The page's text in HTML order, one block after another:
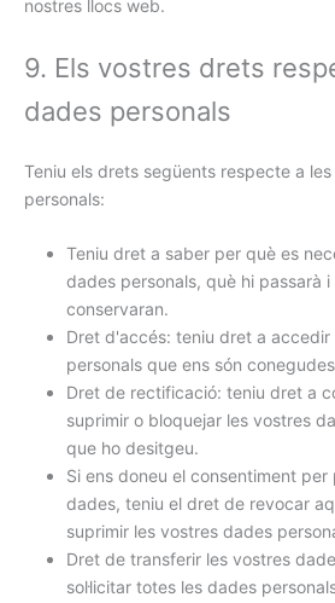
nostres llocs web.
9. Els vostres drets
dades personals
Teniu els drets següents respecte a
personals:
Teniu dret a saber per què es
dades personals, què hi passarà
conservaran.
Dret d'accés: teniu dret a
personals que ens són
Dret de rectificació: teniu dret a
suprimir o bloquejar les vostres
que ho desitgeu.
Si ens doneu el consentiment per
dades, teniu el dret de revocar
suprimir les vostres dades
Dret de transferir les vostres
sol·licitar totes les dades